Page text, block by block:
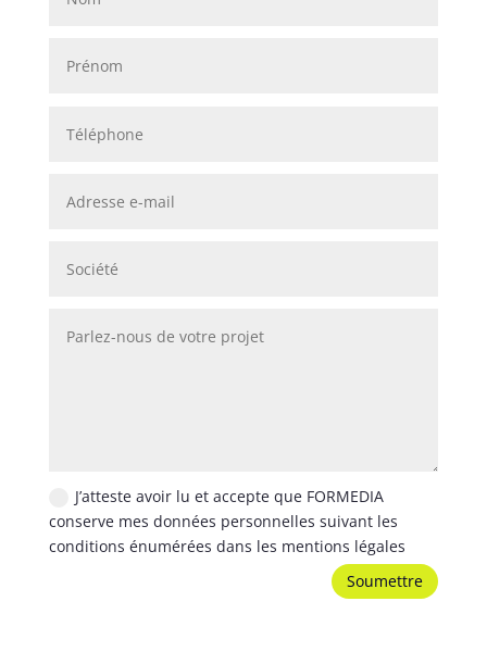
J’atteste avoir lu et accepte que FORMEDIA
conserve mes données personnelles suivant les
conditions énumérées dans les mentions légales
Soumettre